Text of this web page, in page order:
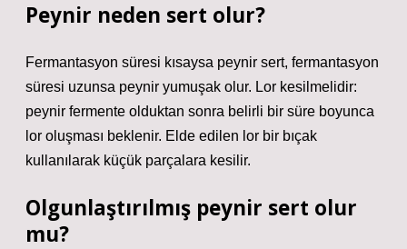
Peynir neden sert olur?
Fermantasyon süresi kısaysa peynir sert, fermantasyon
süresi uzunsa peynir yumuşak olur. Lor kesilmelidir:
peynir fermente olduktan sonra belirli bir süre boyunca
lor oluşması beklenir. Elde edilen lor bir bıçak
kullanılarak küçük parçalara kesilir.
Olgunlaştırılmış peynir sert olur
mu?